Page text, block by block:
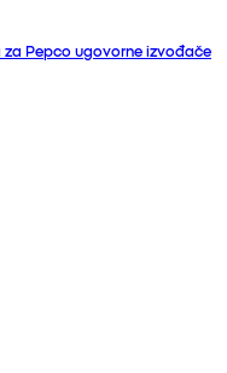
Pepco ugovorne izvođače